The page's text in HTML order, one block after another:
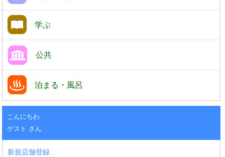
学ぶ
公共
泊まる・風呂
こんにちわ
ゲスト さん
新規店舗登録